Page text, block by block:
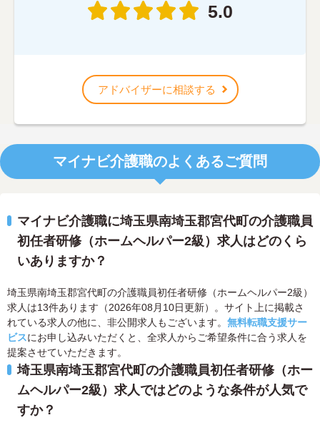
5.0
アドバイザーに相談する
マイナビ介護職のよくあるご質問
マイナビ介護職に埼玉県南埼玉郡宮代町の介護職員
初任者研修（ホームヘルパー2級）求人はどのくら
いありますか？
埼玉県南埼玉郡宮代町の介護職員初任者研修（ホームヘルパー2級）
求人は13件あります（2026年08月10日更新）。サイト上に掲載さ
れている求人の他に、非公開求人もございます。 無料転職支援サー
ビスにお申し込みいただくと、全求人からご希望条件に合う求人を
提案させていただきます。
埼玉県南埼玉郡宮代町の介護職員初任者研修（ホー
ムヘルパー2級）求人ではどのような条件が人気で
すか？